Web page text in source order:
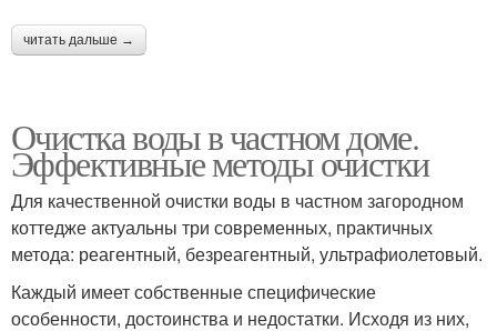
читать дальше →
Очистка воды в частном доме.
Эффективные методы очистки
Для качественной очистки воды в частном загородном
коттедже актуальны три современных, практичных
метода: реагентный, безреагентный, ультрафиолетовый.
Каждый имеет собственные специфические
особенности, достоинства и недостатки. Исходя из них,